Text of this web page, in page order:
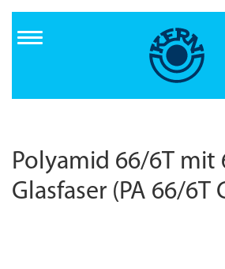
Inhalt
Polyamid 66/6T mit
Glasfaser (PA 66/6T